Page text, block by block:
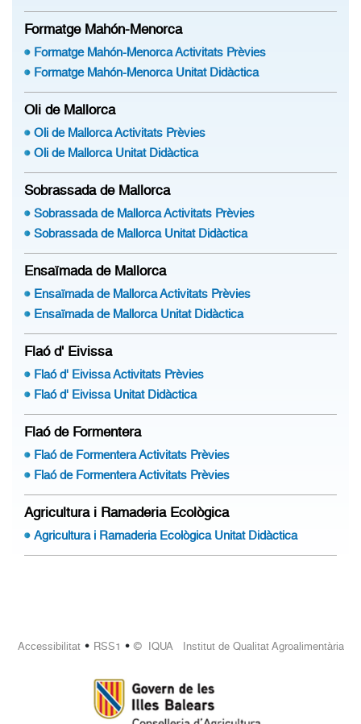
Formatge Mahón-Menorca
Formatge Mahón-Menorca Activitats Prèvies
Formatge Mahón-Menorca Unitat Didàctica
Oli de Mallorca
Oli de Mallorca Activitats Prèvies
Oli de Mallorca Unitat Didàctica
Sobrassada de Mallorca
Sobrassada de Mallorca Activitats Prèvies
Sobrassada de Mallorca Unitat Didàctica
Ensaïmada de Mallorca
Ensaïmada de Mallorca Activitats Prèvies
Ensaïmada de Mallorca Unitat Didàctica
Flaó d' Eivissa
Flaó d' Eivissa Activitats Prèvies
Flaó d' Eivissa Unitat Didàctica
Flaó de Formentera
Flaó de Formentera Activitats Prèvies
Flaó de Formentera Activitats Prèvies
Agricultura i Ramaderia Ecològica
Agricultura i Ramaderia Ecològica Unitat Didàctica
Accessibilitat• RSS1 • © IQUA Institut de Qualitat Agroalimentària